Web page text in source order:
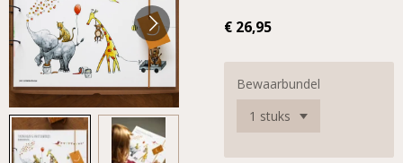
€ 26,95
Bewaarbundel